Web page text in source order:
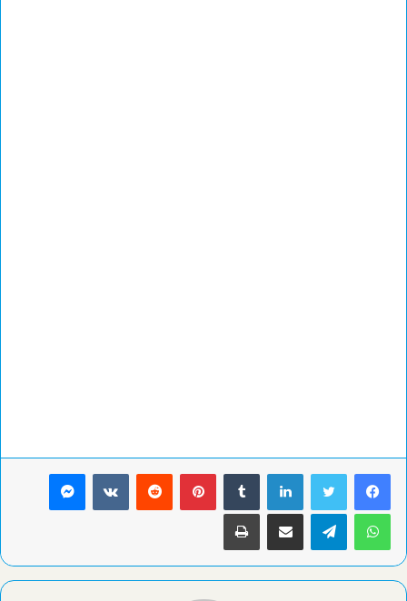
لينكدإن بينتيريست ماسنجر
واتساب تيلقرام مشاركة عبر البريد طباعة